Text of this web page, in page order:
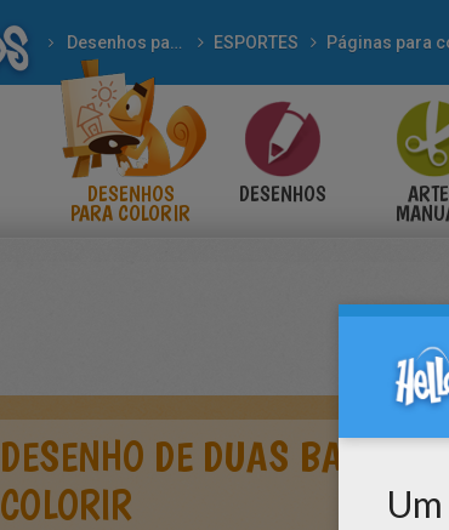
Desenhos para colorir ESPORTES Páginas para
DESENHOS
PARA COLORIR
DESENHOS
DESENHO DE DUAS
COLORIR